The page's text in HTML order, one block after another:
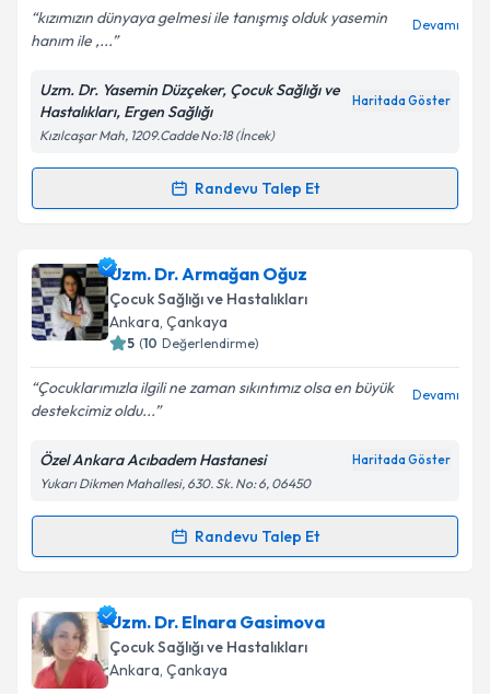
E-posta Adresiniz
Kişisel verilerimin işlenmesine ilişkin
Metni'ni okudum ve kişisel verilerimin belirtilen
kapsamda işlenmesini kabul ediyorum.
kızımızın dünyaya gelmesi ile tanışmış olduk yasemin
hanım ile ,...
Devamı
Uzm. Dr. Yasemin Düzçeker, Çocuk Sağlığı ve
Hastalıkları, Ergen Sağlığı
Haritada Göster
Kızılcaşar Mah, 1209.Cadde No:18 (İncek)
Randevu Talep Et
Randevu Takvimi Talebi
Uzm. Dr. Yasemin Düzçekeriçin randevu takvimi
talebi oluşturun. Size bu uzmandan randevu almanız
için bir takvim hazırlandığında e-posta ile
bilgilendireceğiz.
E-posta Adresiniz
Kişisel verilerimin işlenmesine ilişkin
Metni'ni okudum ve kişisel verilerimin belirtilen
kapsamda işlenmesini kabul ediyorum.
Uzm. Dr. Armağan Oğuz
Çocuk Sağlığı ve Hastalıkları
Ankara, Çankaya
5 (10 Değerlendirme)
Çocuklarımızla ilgili ne zaman sıkıntımız olsa en büyük
destekcimiz oldu...
Devamı
Özel Ankara Acıbadem Hastanesi Haritada Göster
Yukarı Dikmen Mahallesi, 630. Sk. No: 6, 06450
Randevu Talep Et
Randevu Takvimi Talebi
Uzm. Dr. Armağan Oğuziçin randevu takvimi talebi
oluşturun. Size bu uzmandan randevu almanız için bir
takvim hazırlandığında e-posta ile bilgilendireceğiz.
Uzm. Dr. Elnara Gasimova
Çocuk Sağlığı ve Hastalıkları
Ankara, Çankaya